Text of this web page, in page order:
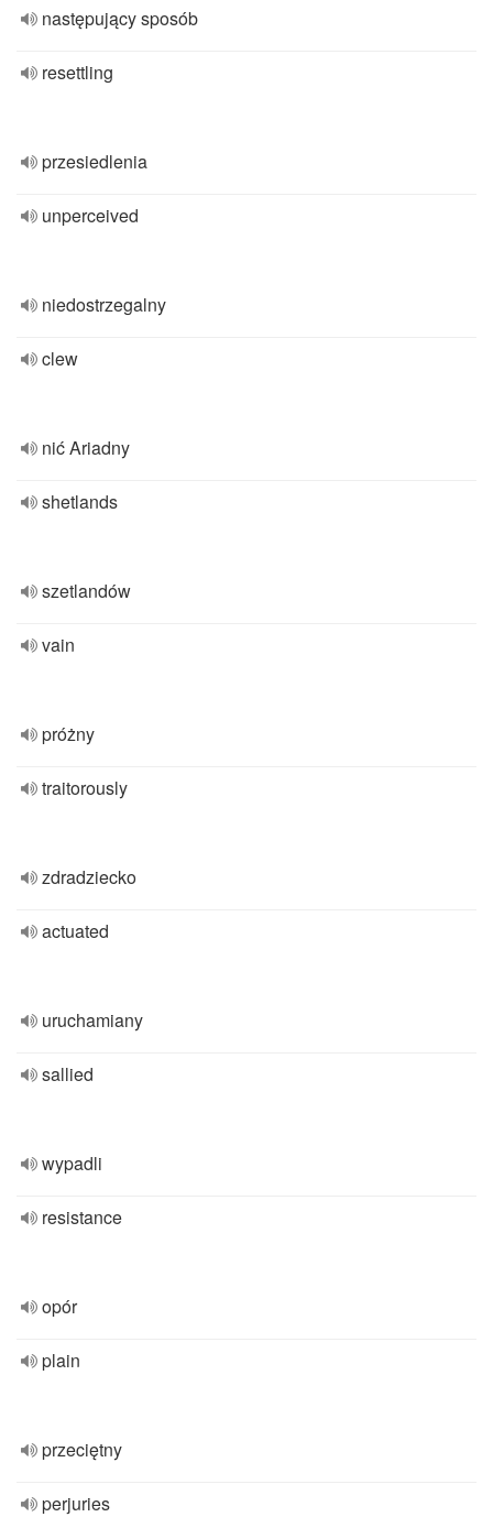
następujący sposób
resettling
przesiedlenia
unperceived
niedostrzegalny
clew
nić Ariadny
shetlands
szetlandów
vain
próżny
traitorously
zdradziecko
actuated
uruchamiany
sallied
wypadli
resistance
opór
plain
przeciętny
perjuries